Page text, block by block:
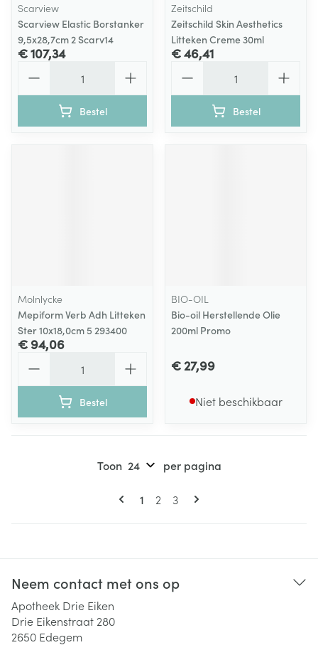
Scarview
Scarview Elastic Borstanker
9,5x28,7cm 2 Scarv14
€ 107,34
Bestel
Zeitschild
Zeitschild Skin Aesthetics
Litteken Creme 30ml
€ 46,41
Bestel
Molnlycke
Mepiform Verb Adh Litteken
Ster 10x18,0cm 5 293400
€ 94,06
Bestel
BIO-OIL
Bio-oil Herstellende Olie
200ml Promo
€ 27,99
Niet beschikbaar
Pagina's
U lees momenteel pagina
1 Pagina
2 Pagina
3
Toon per pagina
Neem contact met ons op
Apotheek Drie Eiken
Drie Eikenstraat 280
2650 Edegem